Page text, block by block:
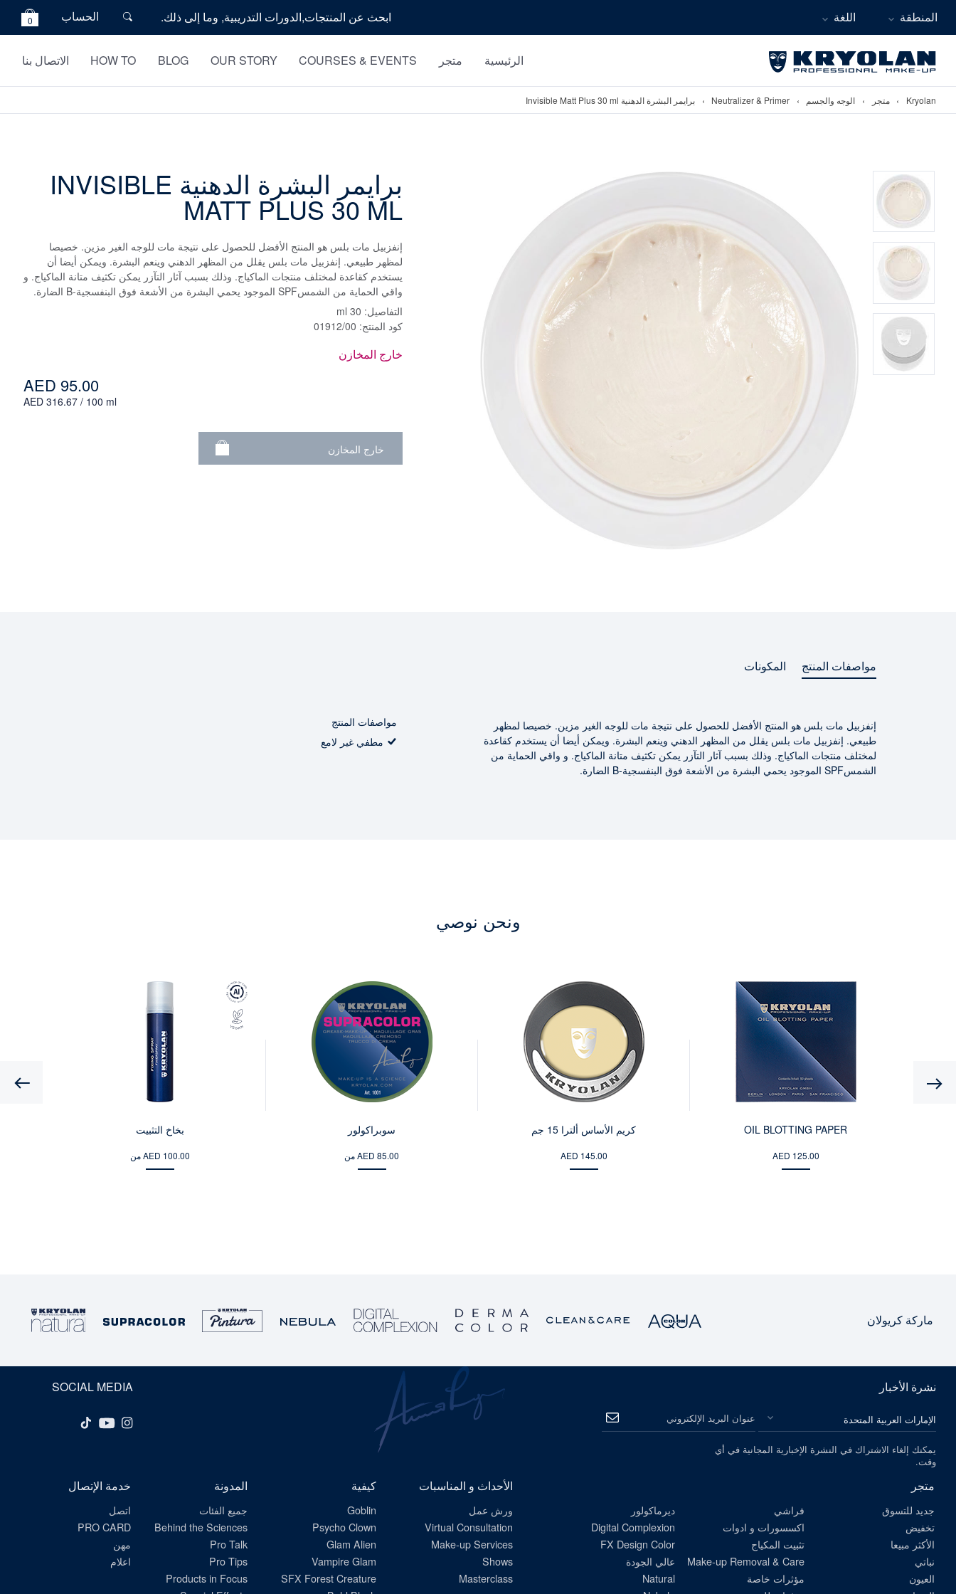
المنطقة اللغة الحساب 0
الرئيسية متجر COURSES & EVENTS
OUR STORY
BLOG
HOW TO الاتصال بنا
Kryolan
› متجر › الوجه والجسم ›
Neutralizer & Primer
› برايمر البشرة الدهنية Invisible Matt Plus 30 ml
برايمر البشرة الدهنية INVISIBLE
MATT PLUS 30 ML
إنفزبيل مات بلس هو المنتج الأفضل للحصول على نتيجة مات للوجه الغير مزين. خصيصا
لمظهر طبيعي. إنفزبيل مات بلس يقلل من المظهر الدهني وينعم البشرة. ويمكن أيضا أن
يستخدم كقاعدة لمختلف منتجات الماكياج. وذلك بسبب آثار التآزر يمكن تكثيف متانة الماكياج. و
واقي الحماية من الشمسSPF الموجود يحمي البشرة من الأشعة فوق البنفسجية-B الضارة.
التفاصيل: 30 ml
كود المنتج: 01912/00
خارج المخازن
AED 95.00
AED 316.67 / 100 ml
مواصفات المنتج المكونات
مواصفات المنتج
إنفزبيل مات بلس هو المنتج الأفضل للحصول على نتيجة مات للوجه الغير مزين. خصيصا لمظهر
طبيعي. إنفزبيل مات بلس يقلل من المظهر الدهني وينعم البشرة. ويمكن أيضا أن يستخدم كقاعدة
لمختلف منتجات الماكياج. وذلك بسبب آثار التآزر يمكن تكثيف متانة الماكياج. و واقي الحماية من
الشمسSPF الموجود يحمي البشرة من الأشعة فوق البنفسجية-B الضارة.
مواصفات المنتج
مطفي غير لامع
ونحن نوصي
Previous
OIL BLOTTING PAPER
AED 125.00
كريم الأساس ألترا 15 جم
AED 145.00
سوبراكولور
من AED 85.00
بخاخ التثبيت
من AED 100.00
ماركة كريولان
SOCIAL MEDIA نشرة الأخبار
الرجاء اختيار بلدك
عنوان البريد الإلكتروني
الاشتراك
يمكنك إلغاء الاشتراك في النشرة الإخبارية المجانية في أي
وقت.
متجر
جديد للتسوق
تخفيض
الأكثر مبيعا
نباتي
العيون
فراشي
اكسسورات و ادوات
تثبيت المكياج
Make-up Removal & Care
مؤثرات خاصة
ديرماكولور
Digital Complexion
FX Design Color
عالي الجودة
Natural
الأحداث و المناسبات
ورش عمل
Virtual Consultation
Make-up Services
Shows
Masterclass
كيفية
Goblin
Psycho Clown
Glam Alien
Vampire Glam
SFX Forest Creature
المدونة
جميع الفئات
Behind the Sciences
Pro Talk
Pro Tips
Products in Focus
خدمة الإتصال
اتصل
PRO CARD
مهن
اعلام